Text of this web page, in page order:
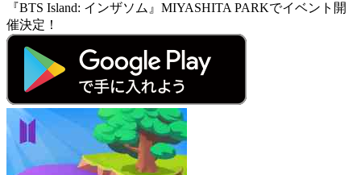
『BTS Island: インザソム』MIYASHITA PARKでイベント開
催決定！